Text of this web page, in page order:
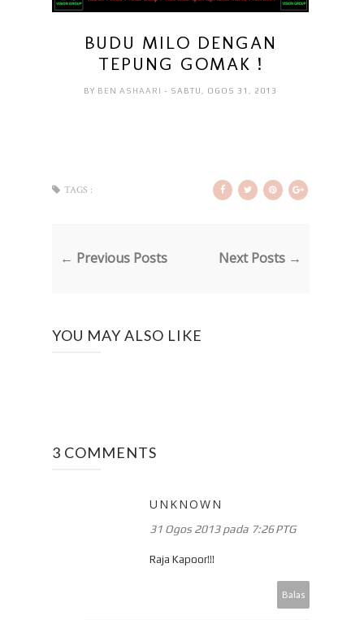
BUDU MILO DENGAN
TEPUNG GOMAK !
BY BEN ASHAARI- SABTU, OGOS 31, 2013
TAGS :
← Previous Posts Next Posts →
YOU MAY ALSO LIKE
3 COMMENTS
UNKNOWN
31 Ogos 2013 pada 7:26 PTG
Raja Kapoor!!!
Balas